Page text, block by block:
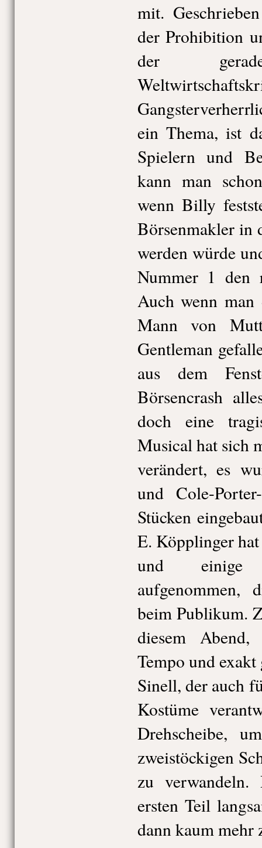
mit.
der Prohibition
der
ein Thema, ist
Spielern und
kann man
wenn Billy
Börsenmakler in
werden würde
Nummer 1 den
Auch wenn man
Mann von
Gentleman
aus dem
Börsencrash
doch eine
Musical hat sich
verändert, es
und Cole-
Stücken
E. Köpplinger
und einige
aufgenommen,
beim Publikum.
diesem
Tempo und
Sinell, der auch
Kostüme
Drehscheibe,
zweistöckigen
zu
ersten Teil
dann kaum